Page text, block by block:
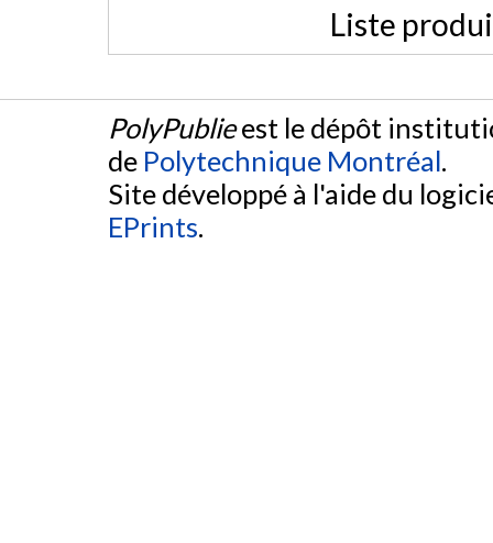
Liste
PolyPublieest le dépôt
de Polytechnique Montréal.
Site développé à l'aide du
EPrints.